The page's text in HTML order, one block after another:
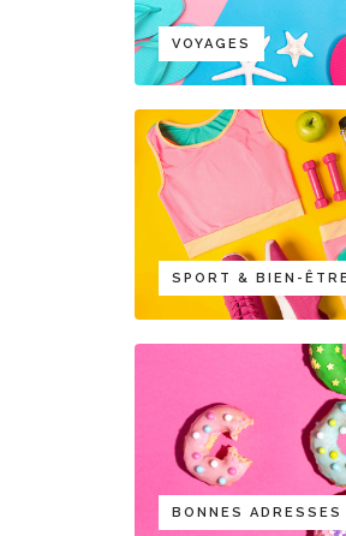
VOYAGES
SPORT & BIEN-ÊTRE
BONNES ADRESSES